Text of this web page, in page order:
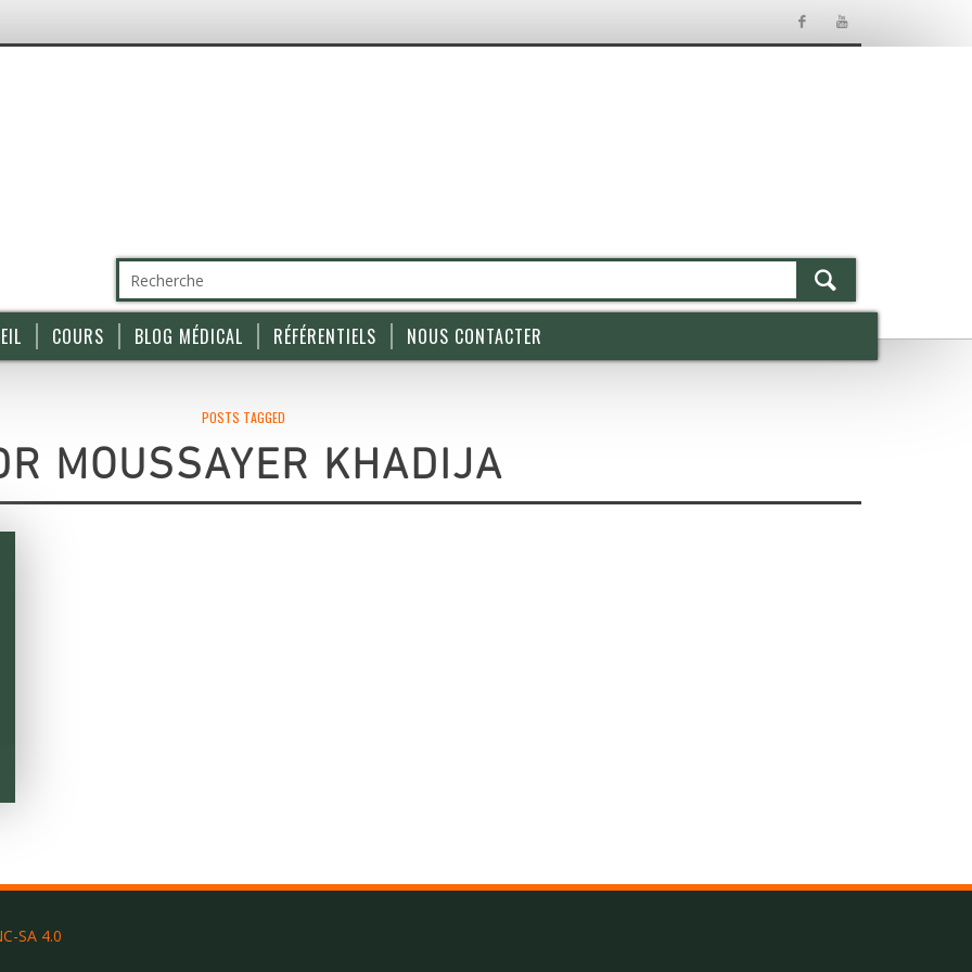
COURS BLOG MÉDICAL RÉFÉRENTIELS NOUS CONTACTER
POSTS TAGGED
MOUSSAYER KHADIJA
SA 4.0